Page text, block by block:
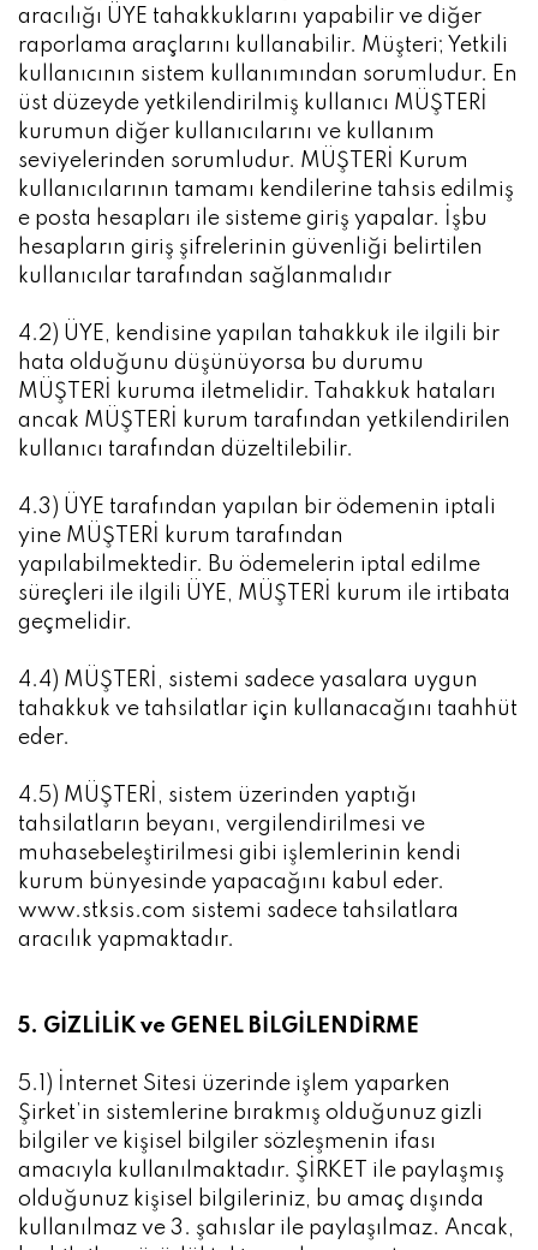
aracılığı ÜYE tahakkuklarını yapabilir ve diğer
raporlama araçlarını kullanabilir. Müşteri; Yetkili
kullanıcının sistem kullanımından sorumludur. En
üst düzeyde yetkilendirilmiş kullanıcı MÜŞTERİ
kurumun diğer kullanıcılarını ve kullanım
seviyelerinden sorumludur. MÜŞTERİ Kurum
kullanıcılarının tamamı kendilerine tahsis edilmiş
e posta hesapları ile sisteme giriş yapalar. İşbu
hesapların giriş şifrelerinin güvenliği belirtilen
kullanıcılar tarafından sağlanmalıdır
4.2) ÜYE, kendisine yapılan tahakkuk ile ilgili bir
hata olduğunu düşünüyorsa bu durumu
MÜŞTERİ kuruma iletmelidir. Tahakkuk hataları
ancak MÜŞTERİ kurum tarafından yetkilendirilen
kullanıcı tarafından düzeltilebilir.
4.3) ÜYE tarafından yapılan bir ödemenin iptali
yine MÜŞTERİ kurum tarafından
yapılabilmektedir. Bu ödemelerin iptal edilme
süreçleri ile ilgili ÜYE, MÜŞTERİ kurum ile irtibata
geçmelidir.
4.4) MÜŞTERİ, sistemi sadece yasalara uygun
tahakkuk ve tahsilatlar için kullanacağını taahhüt
eder.
4.5) MÜŞTERİ, sistem üzerinden yaptığı
tahsilatların beyanı, vergilendirilmesi ve
muhasebeleştirilmesi gibi işlemlerinin kendi
kurum bünyesinde yapacağını kabul eder.
www.stksis.com sistemi sadece tahsilatlara
aracılık yapmaktadır.
5. GİZLİLİK ve GENEL BİLGİLENDİRME
5.1) İnternet Sitesi üzerinde işlem yaparken
Şirket’in sistemlerine bırakmış olduğunuz gizli
bilgiler ve kişisel bilgiler sözleşmenin ifası
amacıyla kullanılmaktadır. ŞİRKET ile paylaşmış
olduğunuz kişisel bilgileriniz, bu amaç dışında
kullanılmaz ve 3. şahıslar ile paylaşılmaz. Ancak,